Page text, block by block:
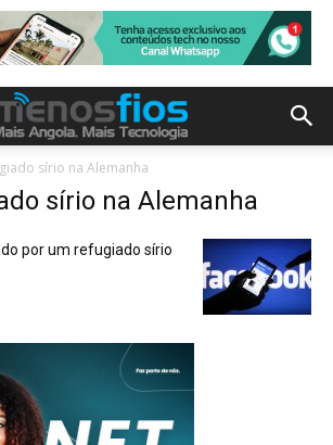
sírio na Alemanha
sírio na Alemanha
por um refugiado sírio